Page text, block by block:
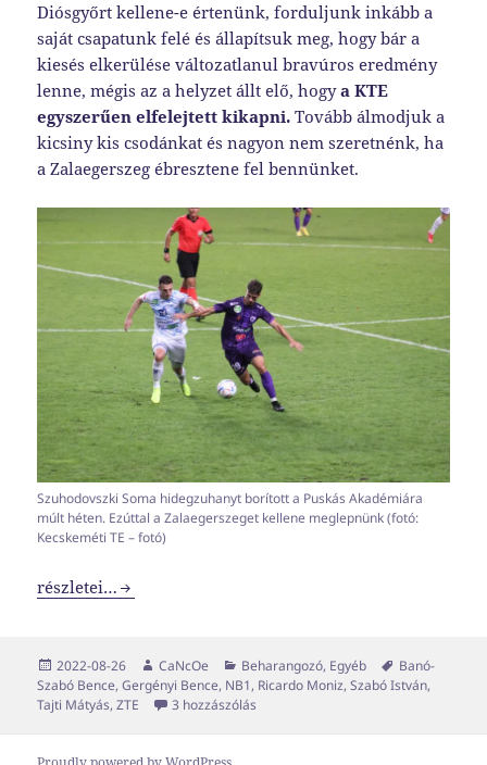
Diósgyőrt kellene-e értenünk, forduljunk inkább a
saját csapatunk felé és állapítsuk meg, hogy bár a
kiesés elkerülése változatlanul bravúros eredmény
lenne, mégis az a helyzet állt elő, hogya KTE
egyszerűen elfelejtett kikapni. Tovább álmodjuk a
kicsiny kis csodánkat és nagyon nem szeretnénk, ha
a Zalaegerszeg ébresztene fel bennünket.
Szuhodovszki Soma hidegzuhanyt borított a Puskás Akadémiára
múlt héten. Ezúttal a Zalaegerszeget kellene meglepnünk (fotó:
Kecskeméti TE – fotó)
Még ne ébressz fel!
részletei…
Közzétéve
2022-08-26 Szerző
CaNcOe Kategória
Beharangozó, Egyéb Címke
Banó-
Szabó Bence,Gergényi Bence, NB1, Ricardo Moniz,Szabó István,
Tajti Mátyás,ZTE 3 hozzászólás